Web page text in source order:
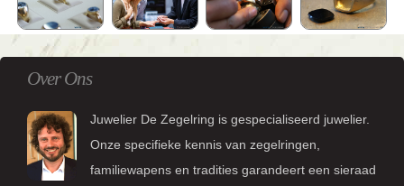
Over Ons
Juwelier De Zegelring is gespecialiseerd juwelier.
Onze specifieke kennis van zegelringen,
familiewapens en tradities garandeert een sieraad